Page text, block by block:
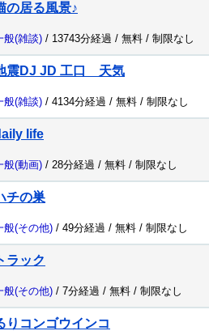
の居る風景♪
般(雑談) / 13743分経過 / 無料 / 制限なし
震DJ JD 工口 天気
般(雑談) / 4134分経過 / 無料 / 制限なし
life
般(動画) / 28分経過 / 無料 / 制限なし
チの巣
般(その他) / 49分経過 / 無料 / 制限なし
トラック
般(その他) / 7分経過 / 無料 / 制限なし
りコンゴウインコ